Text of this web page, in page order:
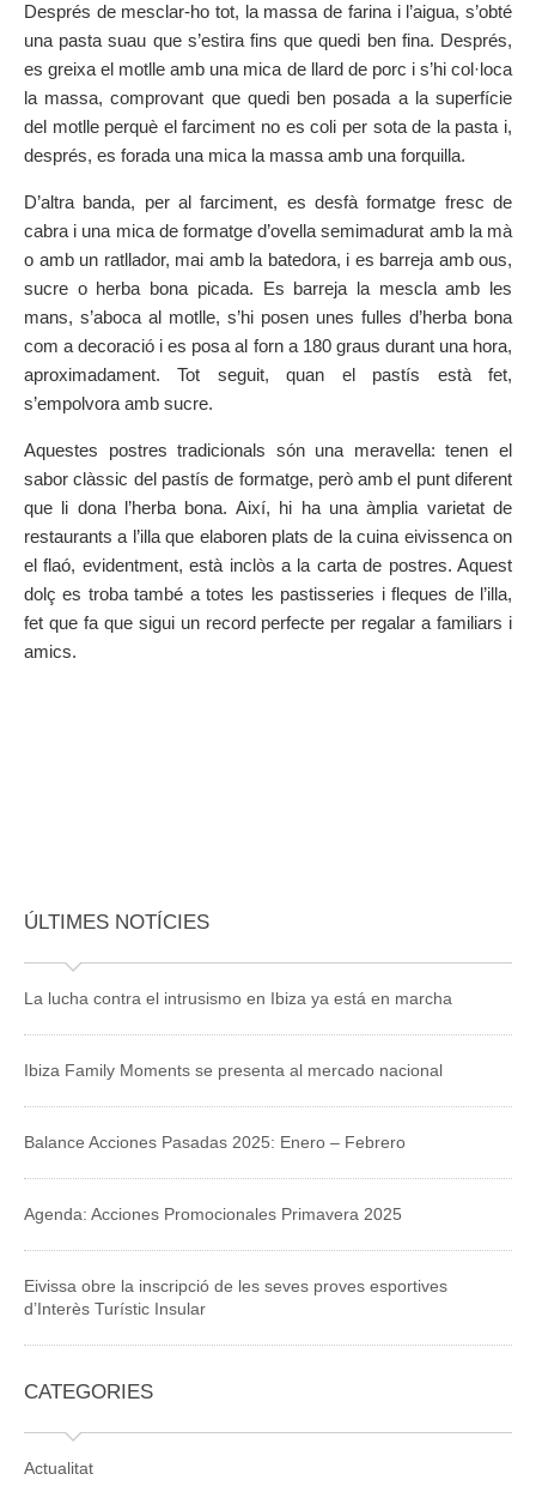
Després de mesclar-ho tot, la massa de farina i l’aigua, s’obté
una pasta suau que s’estira fins que quedi ben fina. Després,
es greixa el motlle amb una mica de llard de porc i s’hi col·loca
la massa, comprovant que quedi ben posada a la superfície
del motlle perquè el farciment no es coli per sota de la pasta i,
després, es forada una mica la massa amb una forquilla.
D’altra banda, per al farciment, es desfà formatge fresc de
cabra i una mica de formatge d’ovella semimadurat amb la mà
o amb un ratllador, mai amb la batedora, i es barreja amb ous,
sucre o herba bona picada. Es barreja la mescla amb les
mans, s’aboca al motlle, s’hi posen unes fulles d’herba bona
com a decoració i es posa al forn a 180 graus durant una hora,
aproximadament. Tot seguit, quan el pastís està fet,
s’empolvora amb sucre.
Aquestes postres tradicionals són una meravella: tenen el
sabor clàssic del pastís de formatge, però amb el punt diferent
que li dona l’herba bona. Així, hi ha una àmplia varietat de
restaurants a l’illa que elaboren plats de la cuina eivissenca on
el flaó, evidentment, està inclòs a la carta de postres. Aquest
dolç es troba també a totes les pastisseries i fleques de l’illa,
fet que fa que sigui un record perfecte per regalar a familiars i
amics.
ÚLTIMES NOTÍCIES
La lucha contra el intrusismo en Ibiza ya está en marcha
Ibiza Family Moments se presenta al mercado nacional
Balance Acciones Pasadas 2025: Enero – Febrero
Agenda: Acciones Promocionales Primavera 2025
Eivissa obre la inscripció de les seves proves esportives
d’Interès Turístic Insular
CATEGORIES
Actualitat